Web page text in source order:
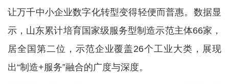
让万千中小企业数字化转型变得轻便而普惠。数据显
示，山东累计培育国家级服务型制造示范主体66家，
居全国第二位，示范企业覆盖26个工业大类，展现
出“制造+服务”融合的广度与深度。